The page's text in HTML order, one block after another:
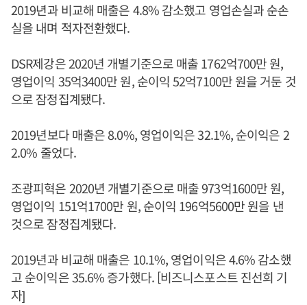
2019년과 비교해 매출은 4.8% 감소했고 영업손실과 순손
실을 내며 적자전환했다.
DSR제강은 2020년 개별기준으로 매출 1762억700만 원,
영업이익 35억3400만 원, 순이익 52억7100만 원을 거둔 것
으로 잠정집계됐다.
2019년보다 매출은 8.0%, 영업이익은 32.1%, 순이익은 2
2.0% 줄었다.
조광피혁은 2020년 개별기준으로 매출 973억1600만 원,
영업이익 151억1700만 원, 순이익 196억5600만 원을 낸
것으로 잠정집계됐다.
2019년과 비교해 매출은 10.1%, 영업이익은 4.6% 감소했
고 순이익은 35.6% 증가했다. [비즈니스포스트 진선희 기
자]